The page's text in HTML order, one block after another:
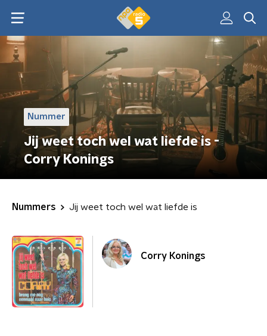
Nummer
Jij weet toch wel wat liefde is -
Corry Konings
Nummers Jij weet toch wel wat liefde is
Corry Konings